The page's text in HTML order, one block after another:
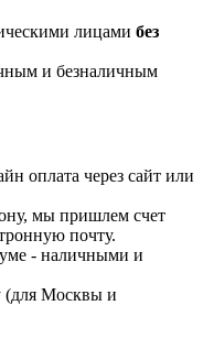
лицами без
и безналичным
оплата через сайт или
мы пришлем счет
почту.
- наличными и
(для Москвы и